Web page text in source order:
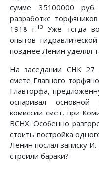
сумме 35100000
разработке
1918 г.13Уже тогда
опытов
позднее Ленин уделял
На заседании СНК 27
смете Главного
Главторфа,
оспаривал основной
комиссии смет, при
ВСНХ. Особенно
стоить постройка
Ленин послал записку
строили бараки?